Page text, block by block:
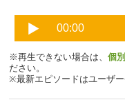
※再生できない場合は、 個
ださい。
※最新エピソードはユーザ